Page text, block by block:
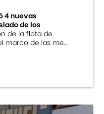
4 nuevas
de los
de la flota de
marco de las me...